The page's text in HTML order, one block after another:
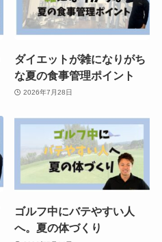
ダイエットが雑になりがち
な夏の食事管理ポイント
2026年7月28日
ゴルフ中にバテやすい人
へ。夏の体づくり